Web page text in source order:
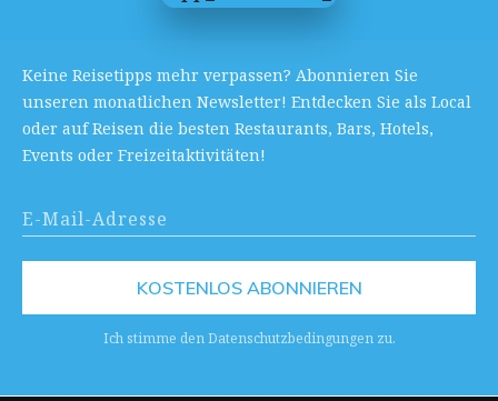
Keine Reisetipps mehr verpassen? Abonnieren Sie
unseren monatlichen Newsletter! Entdecken Sie als Local
oder auf Reisen die besten Restaurants, Bars, Hotels,
Events oder Freizeitaktivitäten!
KOSTENLOS ABONNIEREN
Ich stimme den Datenschutzbedingungen zu.